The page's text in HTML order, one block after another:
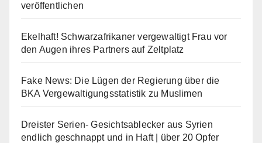
veröffentlichen
Ekelhaft! Schwarzafrikaner vergewaltigt Frau vor
den Augen ihres Partners auf Zeltplatz
Fake News: Die Lügen der Regierung über die
BKA Vergewaltigungsstatistik zu Muslimen
Dreister Serien- Gesichtsablecker aus Syrien
endlich geschnappt und in Haft | über 20 Opfer